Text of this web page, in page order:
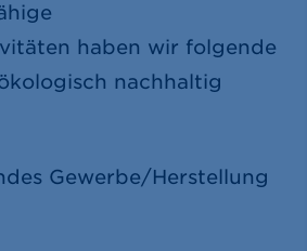
haben wir folgende
nachhaltig
Gewerbe/Herstellung